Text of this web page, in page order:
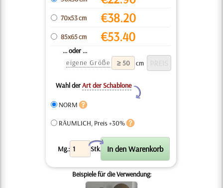
70x53 cm €38.20
85x65 cm €53.40
... oder ...
eigene Größe
cm
Wahl derArt der Schablone
Y
NORM
RÄUMLICH, Preis +30%
Mg.: Stk.
X
Beispiele für die Verwendung: